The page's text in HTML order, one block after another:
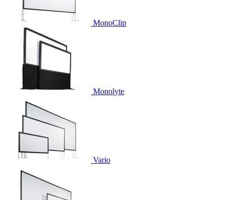
MonoClip
Monolyte
Vario